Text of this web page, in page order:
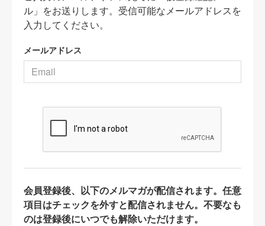
ル」をお送りします。受信可能なメールアドレスを
入力してください。
メールアドレス
会員登録後、以下のメルマガが配信されます。任意
項目はチェックを外すと配信されません。不要なも
のは登録後にいつでも解除いただけます。